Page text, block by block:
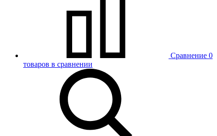
Сравнение 0
товаров в сравнении